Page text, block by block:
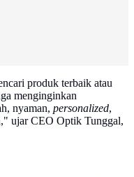
produk terbaik atau
menginginkan
nyaman, personalized,
ujar CEO Optik Tunggal,